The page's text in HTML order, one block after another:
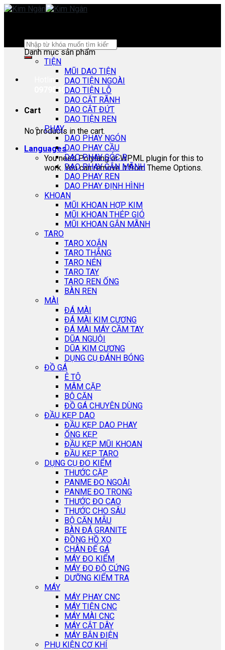
Skip
Search
for:
Hotline:
0979540178
Cart
No products in the cart.
Languages
You need Polylang or WPML plugin for this to
work. You can remove it from Theme Options.
Danh mục sản phẩm
TIỆN
MŨI DAO TIỆN
DAO TIỆN NGOÀI
DAO TIỆN LỖ
DAO CẮT RÃNH
DAO CẮT ĐỨT
DAO TIỆN REN
PHAY
DAO PHAY NGÓN
DAO PHAY CẦU
DAO PHAY GÓC R
DAO PHAY GẮN MÃNH
DAO PHAY REN
DAO PHAY ĐỊNH HÌNH
KHOAN
MŨI KHOAN HỢP KIM
MŨI KHOAN THÉP GIÓ
MŨI KHOAN GẮN MÃNH
TARO
TARO XOẮN
TARO THẲNG
TARO NÉN
TARO TAY
TARO REN ỐNG
BÀN REN
MÀI
ĐÁ MÀI
ĐÁ MÀI KIM CƯƠNG
ĐÁ MÀI MÁY CẦM TAY
DŨA NGUỘI
DŨA KIM CƯƠNG
DỤNG CỤ ĐÁNH BÓNG
ĐỒ GÁ
Ê TÔ
MÂM CẶP
BỘ CĂN
ĐỒ GÁ CHUYÊN DÙNG
ĐẦU KẸP DAO
ĐẦU KẸP DAO PHAY
ỐNG KẸP
ĐẦU KẸP MŨI KHOAN
ĐẦU KẸP TARO
DỤNG CỤ ĐO KIỂM
THƯỚC CẶP
PANME ĐO NGOÀI
PANME ĐO TRONG
THƯỚC ĐO CAO
THƯỚC CHO SÂU
BỘ CĂN MẪU
BÀN ĐÁ GRANITE
ĐỒNG HỒ XO
CHÂN ĐẾ GÁ
MÁY ĐO KIỂM
MÁY ĐO ĐỘ CỨNG
DƯỠNG KIỂM TRA
MÁY
MÁY PHAY CNC
MÁY TIỆN CNC
MÁY MÀI CNC
MÁY CẮT DÂY
MÁY BẮN ĐIỆN
PHỤ KIỆN CƠ KHÍ